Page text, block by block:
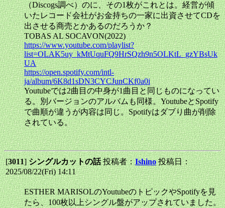
（Discogs調べ）のに、その1枚がこれとは。経営が傾
いたレコード会社がお金持ちの一家に出資させてCDを
出させる商売とかあるのだろうか？
TOBAS AL SOCAVON(2022)
https://www.youtube.com/playlist?
list=OLAK5uy_kMtUquFQ9HrSQzh9n5OLKtL_gzYBsUk
UA
https://open.spotify.com/intl-
ja/album/6K8d1sDN3CYCJunCKf0a0i
Youtubeでは2曲目の中身が1曲目と同じものになってい
る。別バージョンのアルバムも同様。YoutubeとSpotify
で曲順が違うが内容は同じ。Spotifyはダブり曲が削除
されている。
[3011]シングルカットの話投稿者：Ishino 投稿日：
2025/08/22(Fri) 14:11
ESTHER MARISOLのYoutubeのトピックやSpotifyを見
たら、100枚以上シングル盤がアップされていました。